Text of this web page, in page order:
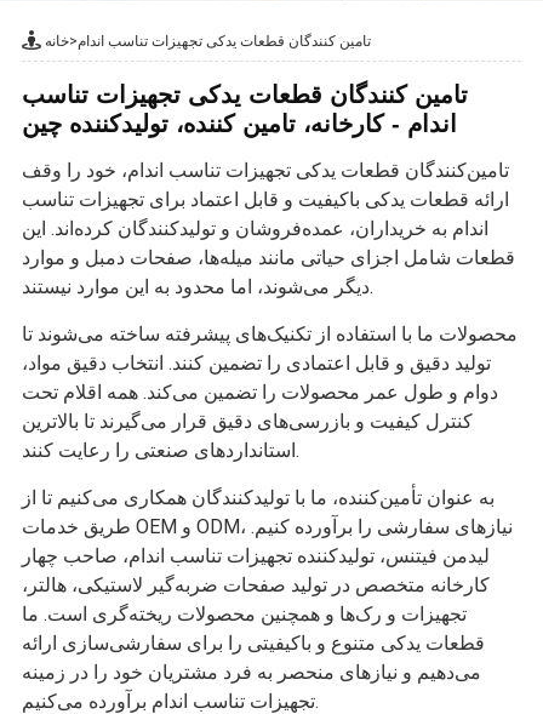
خانه>تامین کنندگان قطعات یدکی تجهیزات تناسب اندام
تامین کنندگان قطعات یدکی تجهیزات تناسب
اندام - کارخانه، تامین کننده، تولیدکننده چین
تامین‌کنندگان قطعات یدکی تجهیزات تناسب اندام، خود را وقف
ارائه قطعات یدکی باکیفیت و قابل اعتماد برای تجهیزات تناسب
اندام به خریداران، عمده‌فروشان و تولیدکنندگان کرده‌اند. این
قطعات شامل اجزای حیاتی مانند میله‌ها، صفحات دمبل و موارد
دیگر می‌شوند، اما محدود به این موارد نیستند.
محصولات ما با استفاده از تکنیک‌های پیشرفته ساخته می‌شوند تا
تولید دقیق و قابل اعتمادی را تضمین کنند. انتخاب دقیق مواد،
دوام و طول عمر محصولات را تضمین می‌کند. همه اقلام تحت
کنترل کیفیت و بازرسی‌های دقیق قرار می‌گیرند تا بالاترین
استانداردهای صنعتی را رعایت کنند.
به عنوان تأمین‌کننده، ما با تولیدکنندگان همکاری می‌کنیم تا از
طریق خدمات OEM و ODM، نیازهای سفارشی را برآورده کنیم.
لیدمن فیتنس، تولیدکننده تجهیزات تناسب اندام، صاحب چهار
کارخانه متخصص در تولید صفحات ضربه‌گیر لاستیکی، هالتر،
تجهیزات و رک‌ها و همچنین محصولات ریخته‌گری است. ما
قطعات یدکی متنوع و باکیفیتی را برای سفارشی‌سازی ارائه
می‌دهیم و نیازهای منحصر به فرد مشتریان خود را در زمینه
تجهیزات تناسب اندام برآورده می‌کنیم.